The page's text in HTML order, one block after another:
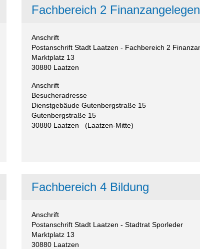
Fachbereich 2
Anschrift
Postanschrift Stadt Laatzen - Fachbereich 2
Marktplatz 13
30880 Laatzen
Anschrift
Besucheradresse
Dienstgebäude Gutenbergstraße 15
Gutenbergstraße 15
30880 Laatzen (Laatzen-Mitte)
Fachbereich 4 Bildung
Anschrift
Postanschrift Stadt Laatzen - Stadtrat Sporleder
Marktplatz 13
30880 Laatzen